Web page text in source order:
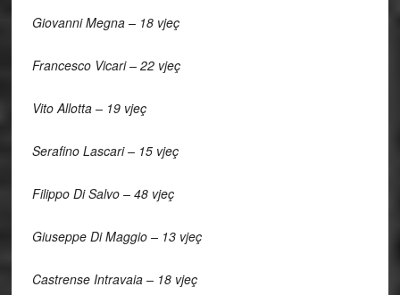
Giovanni Megna – 18 vjeç
Francesco Vicari – 22 vjeç
Vito Allotta – 19 vjeç
Serafino Lascari – 15 vjeç
Filippo Di Salvo – 48 vjeç
Giuseppe Di Maggio – 13 vjeç
Castrense Intravaia – 18 vjeç